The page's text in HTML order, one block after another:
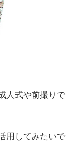
人式や前撮りで
用してみたいで